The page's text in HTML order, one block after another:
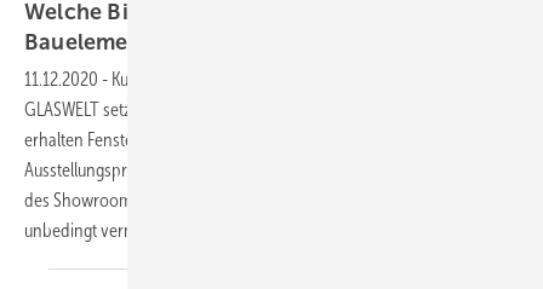
Welche Bildmotive gehören in eine
Bauelemente-Ausstellung?
11.12.2020 - Kundengewinnung durch Ausstellungsoptimierung: Die
GLASWELT setzt die Serie mit dem Experten Mattia Sola fort. Dabei
erhalten Fensteranbieter wichtige Tipps für eine optimale
Ausstellungspräsentation. Im vierten Teil der Serie wird die Gestaltung
des Showrooms thematisiert und drei Fehler verraten, die man
unbedingt vermeiden